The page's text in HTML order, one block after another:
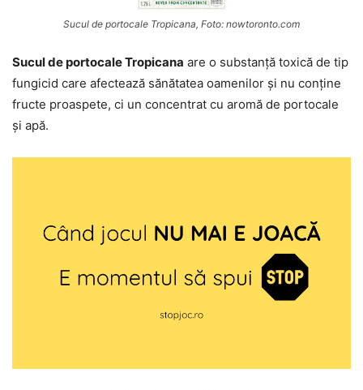
Sucul de portocale Tropicana, Foto: nowtoronto.com
Sucul de portocale Tropicana are o substanță toxică de tip
fungicid care afectează sănătatea oamenilor și nu conține
fructe proaspete, ci un concentrat cu aromă de portocale
și apă.